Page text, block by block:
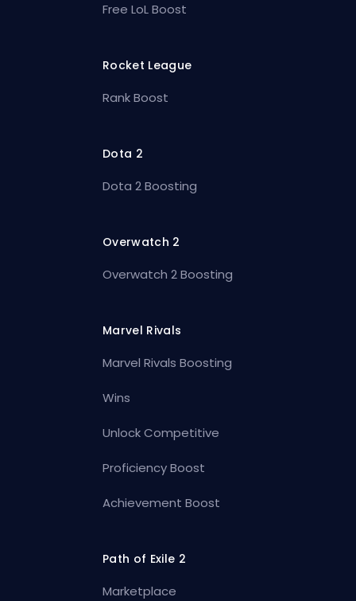
Free LoL Boost
Rocket League
Rank Boost
Dota 2
Dota 2 Boosting
Overwatch 2
Overwatch 2 Boosting
Marvel Rivals
Marvel Rivals Boosting
Wins
Unlock Competitive
Proficiency Boost
Achievement Boost
Path of Exile 2
Marketplace